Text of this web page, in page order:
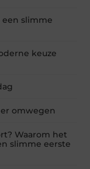
slimme
keuze
omwegen
Waarom het
slimme eerste